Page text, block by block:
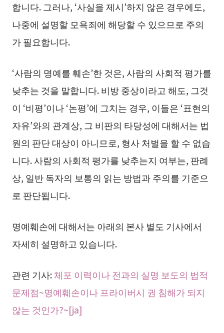
합니다. 그러나, ‘사실을 제시’하지 않은 경우에도,
나중에 설명할 모욕죄에 해당할 수 있으므로 주의
가 필요합니다.
‘사람의 명예를 훼손’한 것은, 사람의 사회적 평가를
낮추는 것을 말합니다. 비방 중상이라고 해도, 그것
이 ‘비평’이나 ‘논평’에 그치는 경우, 이들은 ‘표현의
자유’와의 관계상, 그 비판의 타당성에 대해서는 법
원의 판단 대상이 아니므로, 형사 처벌을 할 수 없습
니다. 사람의 사회적 평가를 낮추는지 여부는, 판례
상, 일반 독자의 보통의 읽는 방법과 주의를 기준으
로 판단됩니다.
명예훼손에 대해서는 아래의 본사 별도 기사에서
자세히 설명하고 있습니다.
관련 기사:체포 이력이나 전과의 실명 보도의 법적
문제점~명예훼손이나 프라이버시 권 침해가 되지
않는 것인가?~[ja]